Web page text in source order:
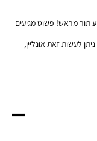
תור מראש! פשוט מגיעים
לעשות זאת אונליין,